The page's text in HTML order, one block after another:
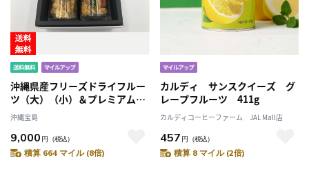
沖縄県産フリーズドライフルー
ツ（大）（小）＆プレミアム
マヌカハニー50g（送料無料）
沖縄宝島
9,000 円 （税込）
積算 664 マイル (8倍)
カルディ サンスクイーズ グ
レープフルーツ 411g
カルディコーヒーファーム JAL Mall店
457 円 （税込）
積算 8 マイル (2倍)